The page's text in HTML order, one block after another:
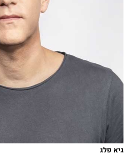
גיא פלג